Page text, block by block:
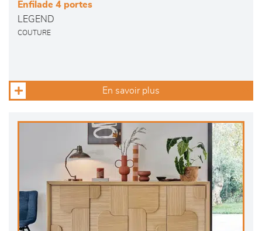
Enfilade 4 portes
LEGEND
COUTURE
En savoir plus